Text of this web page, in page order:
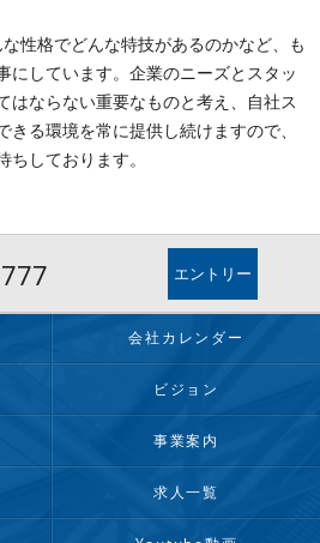
性格でどんな特技があるのかなど、も
にしています。企業のニーズとスタッ
はならない重要なものと考え、自社ス
る環境を常に提供し続けますので、
しております。
エントリー
会社カレンダー
ビジョン
事業案内
求人一覧